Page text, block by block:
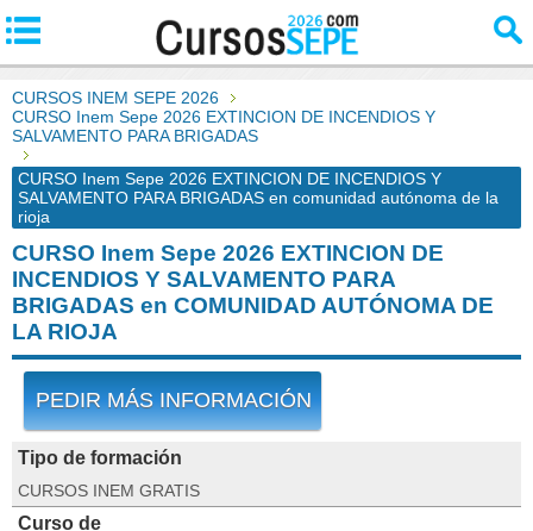
CURSOS INEM SEPE 2026
CURSO Inem Sepe 2026 EXTINCION DE INCENDIOS Y
SALVAMENTO PARA BRIGADAS
CURSO Inem Sepe 2026 EXTINCION DE INCENDIOS Y
SALVAMENTO PARA BRIGADAS en comunidad autónoma de la
rioja
CURSO Inem Sepe 2026 EXTINCION DE
INCENDIOS Y SALVAMENTO PARA
BRIGADAS en COMUNIDAD AUTÓNOMA DE
LA RIOJA
PEDIR MÁS INFORMACIÓN
Tipo de formación
CURSOS INEM GRATIS
Curso de